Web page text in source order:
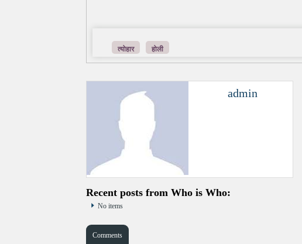
त्योहार होली
admin
Recent posts from Who is Who:
No items
Comments